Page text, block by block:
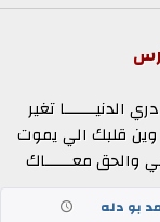
تغير
وين قلبك الي يموت
معــــــاك
بو دله